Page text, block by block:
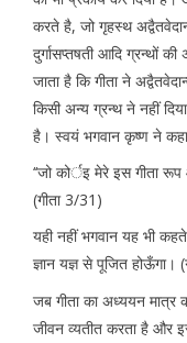
करते है, जो गृहस्थ
दुर्गासप्तषती आदि ग्रन्थों
जाता है कि गीता ने
किसी अन्य ग्रन्थ ने नहीं
है। स्वयं भगवान कृष्ण ने
‘‘जो कोर्इ मेरे इस गीता रूप
(गीता 3/31)
यही नहीं भगवान यह भी
ज्ञान यज्ञ से पूजित होऊँगा।
जब गीता का अध्ययन मात्र
जीवन व्यतीत करता है और